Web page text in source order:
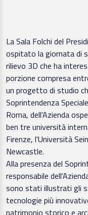
La Sala Folchi del
ospitato la giornata di
rilievo 3D che ha
porzione compresa
un progetto di studio
Soprintendenza
Roma, dell'Azienda
ben tre università
Firenze, l'Università
Newcastle.
Alla presenza del
responsabile
sono stati illustrati gli
tecnologie più
patrimonio storico e